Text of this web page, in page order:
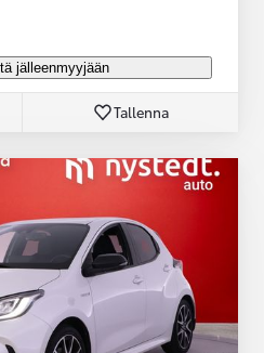
jälleenmyyjään
Tallenna